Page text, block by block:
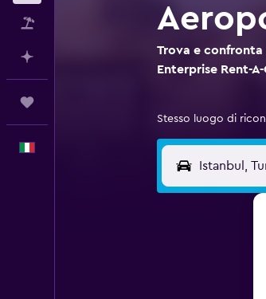
Trova e
Enterprise Rent-
Stesso luogo di